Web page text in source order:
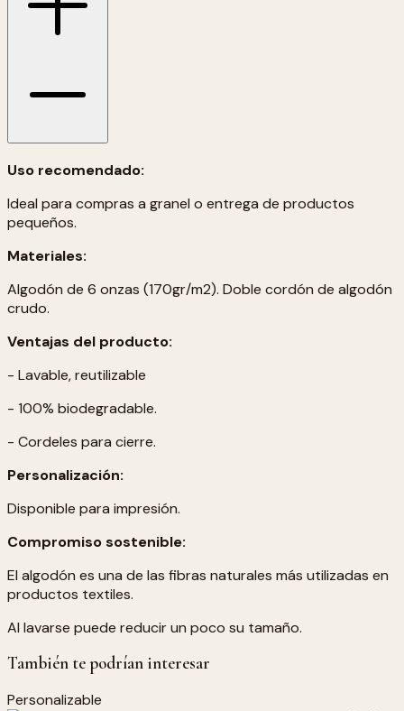
Uso recomendado:
Ideal para compras a granel o entrega de productos
pequeños.
Materiales:
Algodón de 6 onzas (170gr/m2). Doble cordón de algodón
crudo.
Ventajas del producto:
- Lavable, reutilizable
- 100% biodegradable.
- Cordeles para cierre.
Personalización:
Disponible para impresión.
Compromiso sostenible:
El algodón es una de las fibras naturales más utilizadas en
productos textiles.
Al lavarse puede reducir un poco su tamaño.
También te podrían interesar
Personalizable